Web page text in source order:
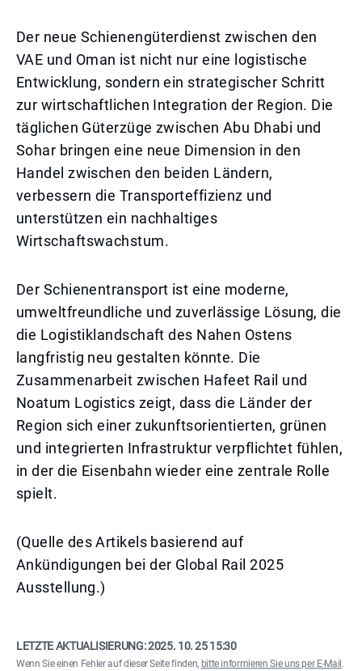
Der neue Schienengüterdienst zwischen den
VAE und Oman ist nicht nur eine logistische
Entwicklung, sondern ein strategischer Schritt
zur wirtschaftlichen Integration der Region. Die
täglichen Güterzüge zwischen Abu Dhabi und
Sohar bringen eine neue Dimension in den
Handel zwischen den beiden Ländern,
verbessern die Transporteffizienz und
unterstützen ein nachhaltiges
Wirtschaftswachstum.
Der Schienentransport ist eine moderne,
umweltfreundliche und zuverlässige Lösung, die
die Logistiklandschaft des Nahen Ostens
langfristig neu gestalten könnte. Die
Zusammenarbeit zwischen Hafeet Rail und
Noatum Logistics zeigt, dass die Länder der
Region sich einer zukunftsorientierten, grünen
und integrierten Infrastruktur verpflichtet fühlen,
in der die Eisenbahn wieder eine zentrale Rolle
spielt.
(Quelle des Artikels basierend auf
Ankündigungen bei der Global Rail 2025
Ausstellung.)
LETZTE AKTUALISIERUNG:2025. 10. 25 15:30
Wenn Sie einen Fehler auf dieser Seite finden, bitte informieren Sie uns per E-Mail .